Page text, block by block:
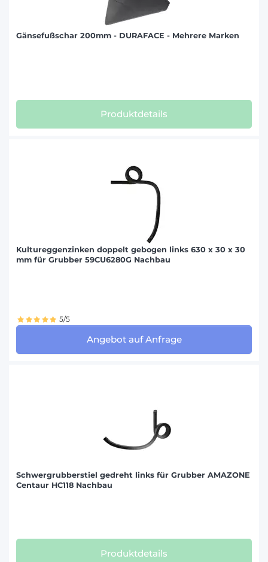
Gänsefußschar 200mm - DURAFACE - Mehrere Marken
Produktdetails
Kultureggenzinken doppelt gebogen links 630 x 30 x 30
mm für Grubber 59CU6280G Nachbau
5/5
Angebot auf Anfrage
Schwergrubberstiel gedreht links für Grubber AMAZONE
Centaur HC118 Nachbau
Produktdetails